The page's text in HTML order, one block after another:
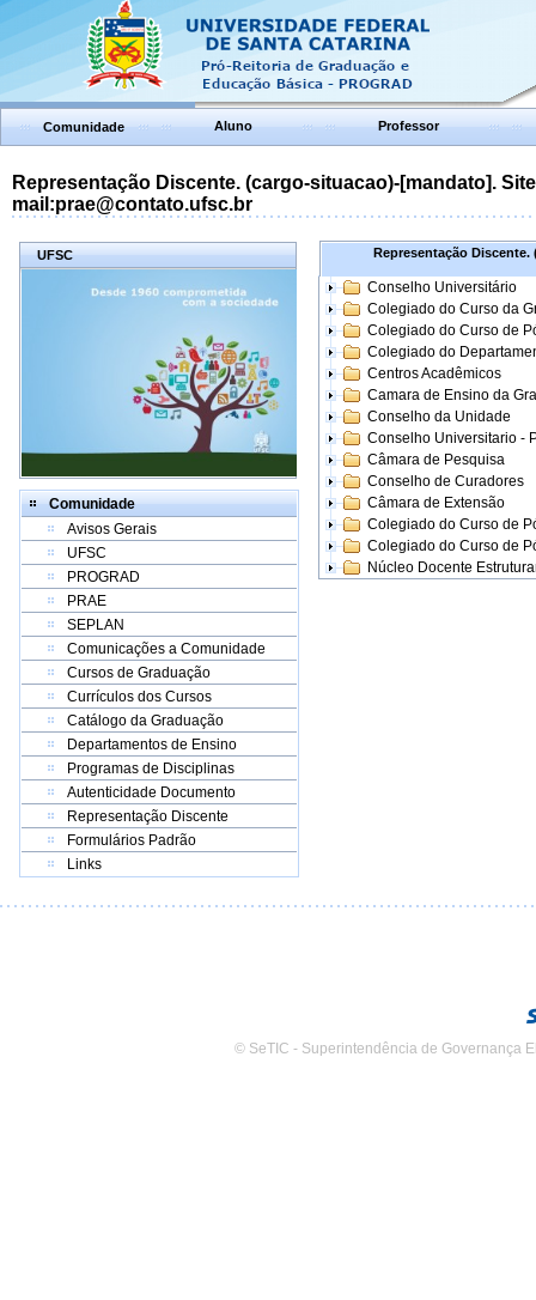
Comunidade Aluno Professor
Representação Discente. (cargo-situacao)-[mandato].
mail:prae@contato.ufsc.br
UFSC
Comunidade
Avisos Gerais
UFSC
PROGRAD
PRAE
SEPLAN
Comunicações a Comunidade
Cursos de Graduação
Currículos dos Cursos
Catálogo da Graduação
Departamentos de Ensino
Programas de Disciplinas
Autenticidade Documento
Representação Discente
Formulários Padrão
Links
Representação Discente.
Conselho Universitário
Colegiado do Curso da
Colegiado do Curso de
Colegiado do
Centros Acadêmicos
Camara de Ensino da
Conselho da Unidade
Conselho Universitario -
Câmara de Pesquisa
Conselho de Curadores
Câmara de Extensão
Colegiado do Curso de
Colegiado do Curso de
Núcleo Docente
© SeTIC - Superintendência de Governança